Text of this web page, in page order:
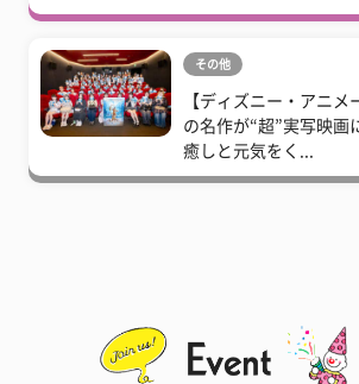
その他
【ディズニー・アニメ
の名作が“超”実写映画
癒しと元気をく...